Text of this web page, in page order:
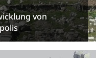
von